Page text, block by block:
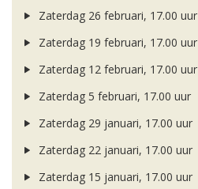
Zaterdag 26 februari, 17.00 uur
Zaterdag 19 februari, 17.00 uur
Zaterdag 12 februari, 17.00 uur
Zaterdag 5 februari, 17.00 uur
Zaterdag 29 januari, 17.00 uur
Zaterdag 22 januari, 17.00 uur
Zaterdag 15 januari, 17.00 uur